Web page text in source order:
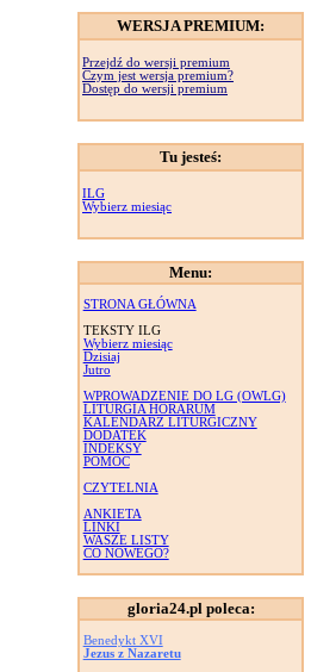
WERSJA PREMIUM:
Przejdź do wersji premium
Czym jest wersja premium?
Dostęp do wersji premium
Tu jesteś:
ILG
Wybierz miesiąc
Menu:
STRONA GŁÓWNA
TEKSTY ILG
Wybierz miesiąc
Dzisiaj
Jutro
WPROWADZENIE DO LG (OWLG)
LITURGIA HORARUM
KALENDARZ LITURGICZNY
DODATEK
INDEKSY
POMOC
CZYTELNIA
ANKIETA
LINKI
WASZE LISTY
CO NOWEGO?
gloria24.pl poleca:
Benedykt XVI
Jezus z Nazaretu